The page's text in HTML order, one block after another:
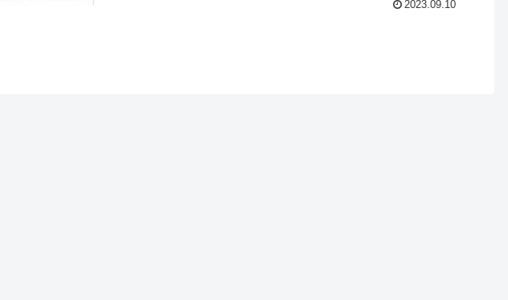
2023.09.10